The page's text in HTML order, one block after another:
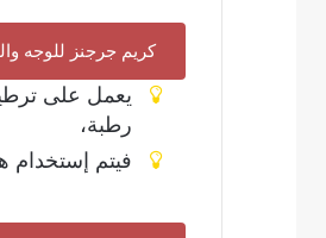
كريم جرجنز للوجه
يعمل على
رطبة،
فيتم إستخدام